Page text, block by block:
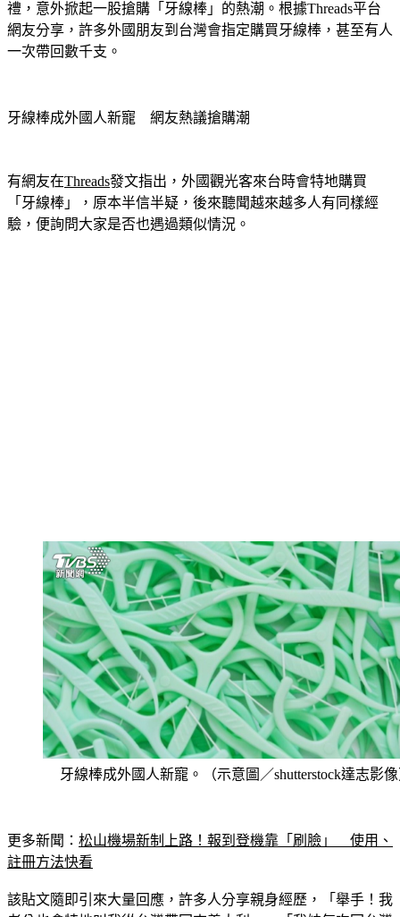
外國觀光客近期來台旅遊時，除了採購「鳳梨酥」等傳統伴手
禮，意外掀起一股搶購「牙線棒」的熱潮。根據Threads平台
網友分享，許多外國朋友到台灣會指定購買牙線棒，甚至有人
有網友在 Threads發文指出，外國觀光客來台時會特地購買
「牙線棒」，原本半信半疑，後來聽聞越來越多人有同樣經
更多新聞：松山機場新制上路！報到登機靠「刷臉」　使用、